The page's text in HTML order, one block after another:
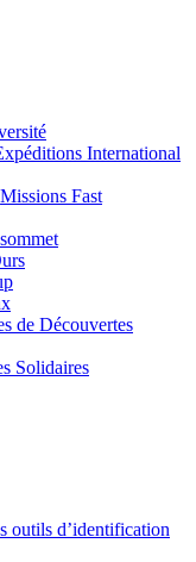
International
Missions Fast
de Découvertes
Solidaires
outils d’identification